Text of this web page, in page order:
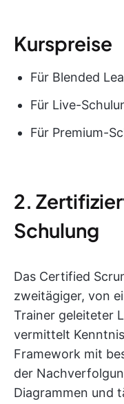
Kurspreise
Für Blended
Für Live-
Für Premium-
2.
Schulung
Das Certified
zweitägiger, von
Trainer geleiteter
vermittelt
Framework mit
der
Diagrammen und